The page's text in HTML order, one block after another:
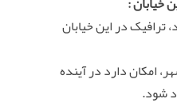
ترافیک در این خیابان
امکان دارد در آینده
شود.